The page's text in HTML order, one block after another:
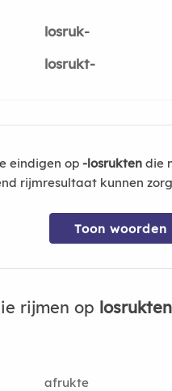
losruk-
losrukt-
eindigen op -losrukten die
rijmresultaat kunnen
Toon woorden
rijmen op losrukten
afrukte